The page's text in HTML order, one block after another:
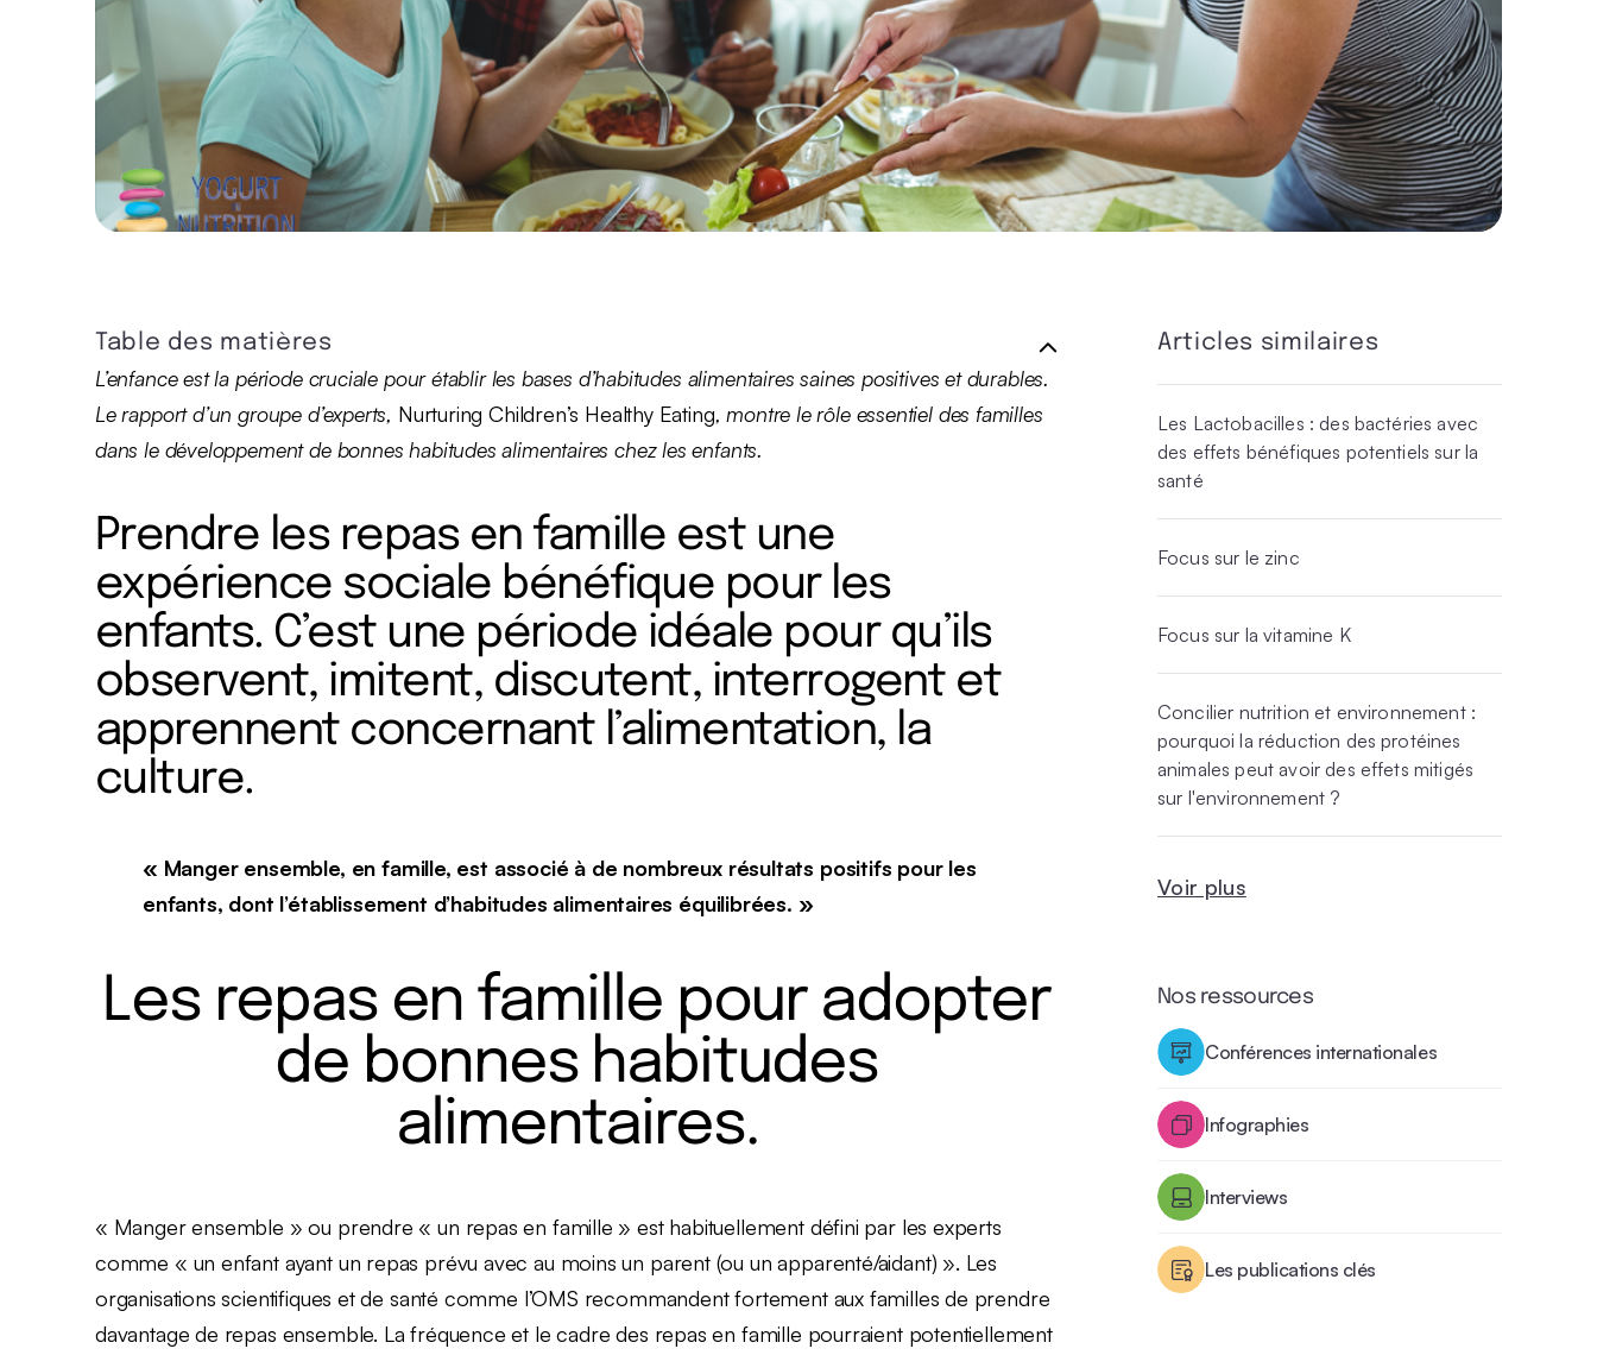
Table des matières
L’enfance est la période cruciale pour établir les bases d’habitudes alimentaires saines positives et durables.
Le rapport d’un groupe d’experts, Nurturing Children’s Healthy Eating, montre le rôle essentiel des familles
dans le développement de bonnes habitudes alimentaires chez les enfants.
Prendre les repas en famille est une
expérience sociale bénéfique pour les
enfants. C’est une période idéale pour qu’ils
observent, imitent, discutent, interrogent et
apprennent concernant l’alimentation, la
culture.
« Manger ensemble, en famille, est associé à de nombreux résultats positifs pour les
enfants, dont l’établissement d’habitudes alimentaires équilibrées. »
Les repas en famille pour adopter
de bonnes habitudes
alimentaires.
« Manger ensemble » ou prendre « un repas en famille » est habituellement défini par les experts
comme « un enfant ayant un repas prévu avec au moins un parent (ou un apparenté/aidant) ». Les
organisations scientifiques et de santé comme l’OMS recommandent fortement aux familles de prendre
davantage de repas ensemble. La fréquence et le cadre des repas en famille pourraient potentiellement
Articles similaires
Les Lactobacilles : des bactéries avec
des effets bénéfiques potentiels sur la
santé
Focus sur le zinc
Focus sur la vitamine K
Concilier nutrition et environnement :
pourquoi la réduction des protéines
animales peut avoir des effets mitigés
sur l'environnement ?
Voir plus
Nos ressources
Conférences internationales
Infographies
Interviews
Les publications clés